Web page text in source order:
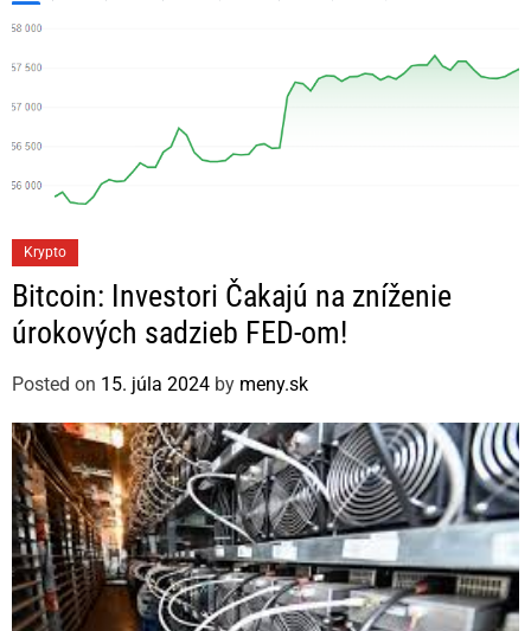
a
t
e
o
r
i
e
s
Krypto
Bitcoin: Investori Čakajú na zníženie
úrokových sadzieb FED-om!
Posted on 15. júla 2024 by meny.sk